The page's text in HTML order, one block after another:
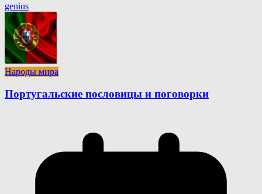
genius
Народы мира
Португальские пословицы и поговорки